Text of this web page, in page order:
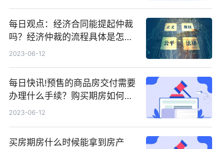
每日观点：经济合同能提起仲裁
吗？经济仲裁的流程具体是怎么
样的？
2023-06-12
每日快讯!预售的商品房交付需要
办理什么手续？购买期房如何签
订认购书？
2023-06-12
买房期房什么时候能拿到房产